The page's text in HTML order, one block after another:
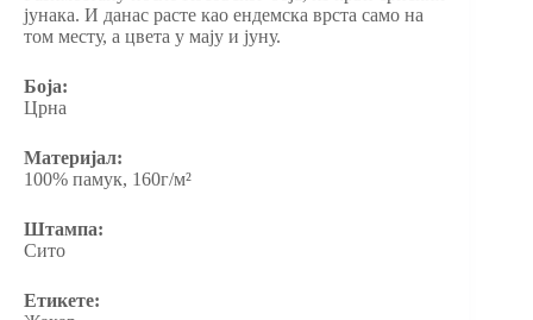
јунака. И данас расте као ендемска врста само на
том месту, а цвета у мају и јуну.
Боја:
Црна
Материјал:
100% памук, 160г/м²
Штампа:
Сито
Етикете: